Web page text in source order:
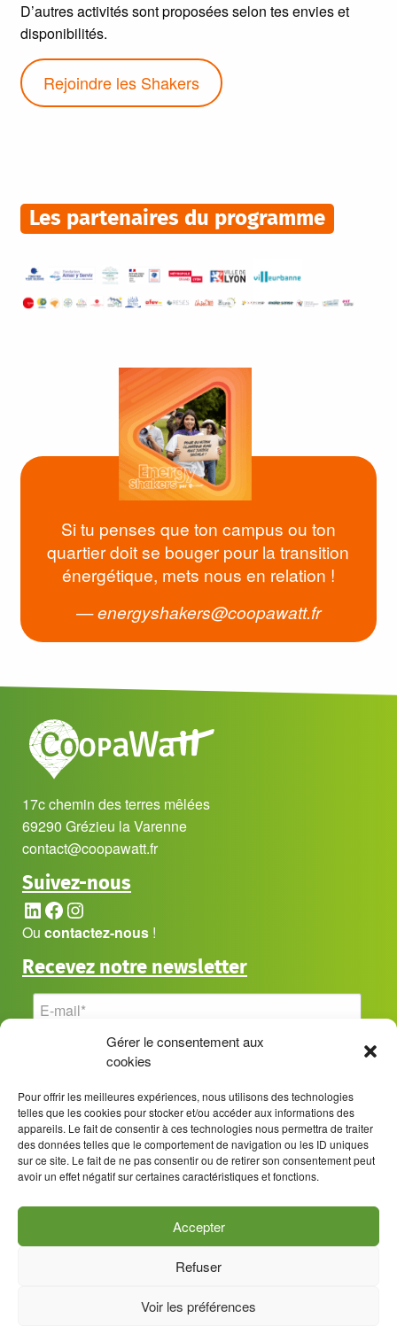
Gérer le consentement aux
cookies
Pour offrir les meilleures expériences, nous utilisons des technologies
telles que les cookies pour stocker et/ou accéder aux informations des
appareils. Le fait de consentir à ces technologies nous permettra de traiter
des données telles que le comportement de navigation ou les ID uniques
sur ce site. Le fait de ne pas consentir ou de retirer son consentement peut
avoir un effet négatif sur certaines caractéristiques et fonctions.
Accepter
Refuser
Voir les préférences
D’autres activités sont proposées selon tes envies et
disponibilités.
Rejoindre les Shakers
Les partenaires du programme
Si tu penses que ton campus ou ton
quartier doit se bouger pour la transition
énergétique, mets nous en relation !
energyshakers@coopawatt.fr
17c chemin des terres mêlées
69290 Grézieu la Varenne
contact@coopawatt.fr
Suivez-nous
LinkedIn
Facebook
Instagram
Ou contactez-nous !
Recevez notre newsletter
Politique de cookies (UE)